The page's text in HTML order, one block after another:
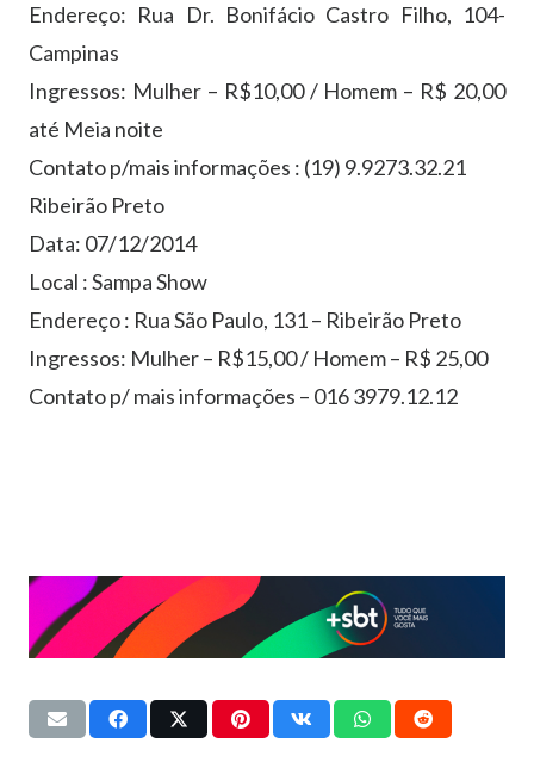
Endereço: Rua Dr. Bonifácio Castro Filho, 104-
Campinas
Ingressos: Mulher – R$10,00 / Homem – R$ 20,00
até Meia noite
Contato p/mais informações : (19) 9.9273.32.21
Ribeirão Preto
Data: 07/12/2014
Local : Sampa Show
Endereço : Rua São Paulo, 131 – Ribeirão Preto
Ingressos: Mulher – R$15,00 / Homem – R$ 25,00
Contato p/ mais informações – 016 3979.12.12